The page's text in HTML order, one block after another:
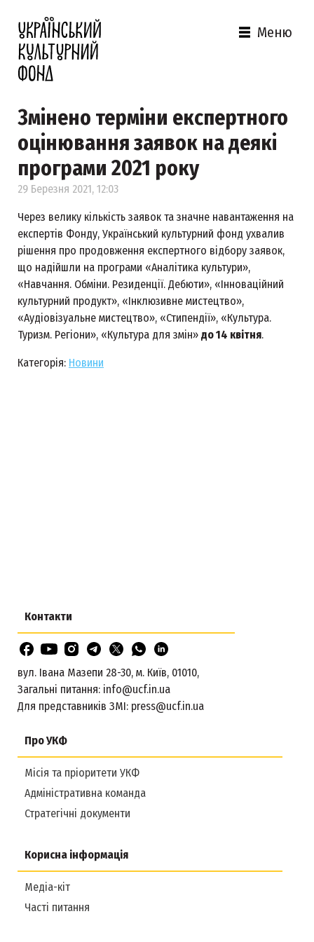
Меню
Змінено терміни експертного
оцінювання заявок на деякі
програми 2021 року
29 Березня 2021, 12:03
Через велику кількість заявок та значне навантаження на
експертів Фонду, Український культурний фонд ухвалив
рішення про продовження експертного відбору заявок,
що надійшли на програми «Аналітика культури»,
«Навчання. Обміни. Резиденції. Дебюти», «Інноваційний
культурний продукт», «Інклюзивне мистецтво»,
«Аудіовізуальне мистецтво», «Стипендії», «Культура.
Туризм. Регіони», «Культура для змін» до 14 квітня.
Категорія: Новини
Про УКФ
Місія та пріоритети УКФ
Адміністративна команда
Стратегічні документи
Корисна інформація
Медіа-кіт
Часті питання
Контакти
вул. Івана Мазепи 28-30, м. Київ, 01010,
Загальні питання: info@ucf.in.ua
Для представників ЗМІ: press@ucf.in.ua